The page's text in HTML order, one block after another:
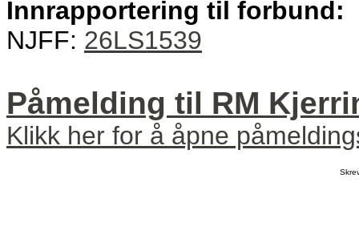
Innrapportering til forbund:
NJFF: 26LS1539
Påmelding til RM
Klikk her for å åpne